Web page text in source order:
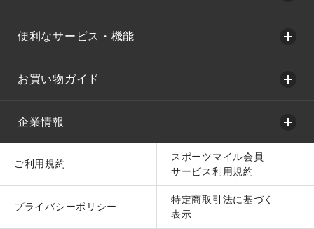
便利なサービス・機能
お買い物ガイド
企業情報
ご利用規約
スポーツマイル会員
サービス利用規約
プライバシーポリシー
特定商取引法に基づく
表示